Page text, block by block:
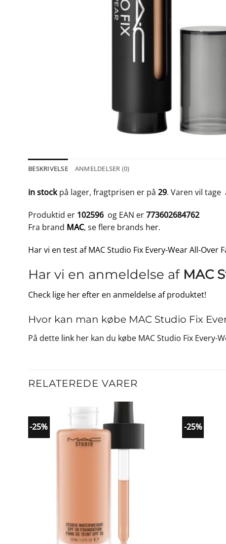
BESKRIVELSE ANMELDELSER (0)
in stockpå lager, fragtprisen er på 29. Varen vil tage
Produktid er 102596 og EAN er773602684762
Fra brand MAC, se flere brands her.
Har vi en test af MAC Studio Fix Every-Wear All-Over
Har vi en anmeldelse af MAC
Check lige her efter en anmeldelse af produktet!
Hvor kan man købe MAC Studio Fix
På dette link her kan du købe MAC Studio Fix Every-
RELATEREDE VARER
-25% -25%